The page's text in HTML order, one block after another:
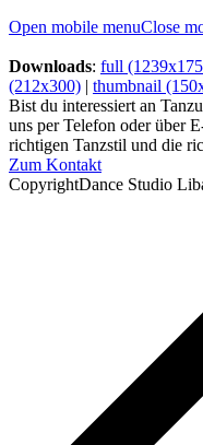
Open mobile menuClose
Downloads: full
(212x300) | thumbnail
Bist du interessiert an
uns per Telefon oder über
richtigen Tanzstil und die
Zum Kontakt
CopyrightDance Studio